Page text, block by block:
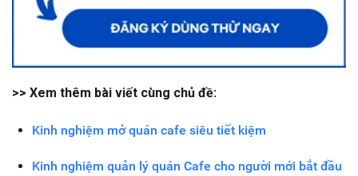
>> Xem thêm bài viết cùng chủ đề:
Kinh nghiệm mở quán cafe siêu tiết kiệm
Kinh nghiệm quản lý quán Cafe cho người mới bắt đầu